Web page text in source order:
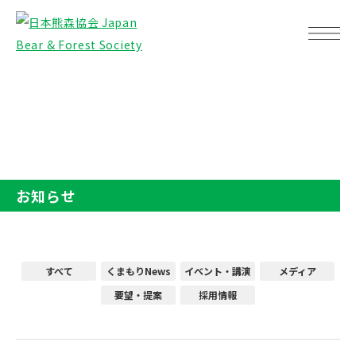
お知らせ
すべて くまもりNews イベント・講演
メディア
要望・提案
採用情報